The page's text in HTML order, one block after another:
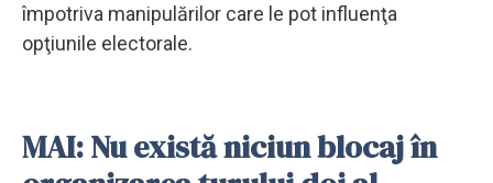
împotriva manipulărilor care le pot influenţa
opţiunile electorale.
MAI: Nu există niciun blocaj în